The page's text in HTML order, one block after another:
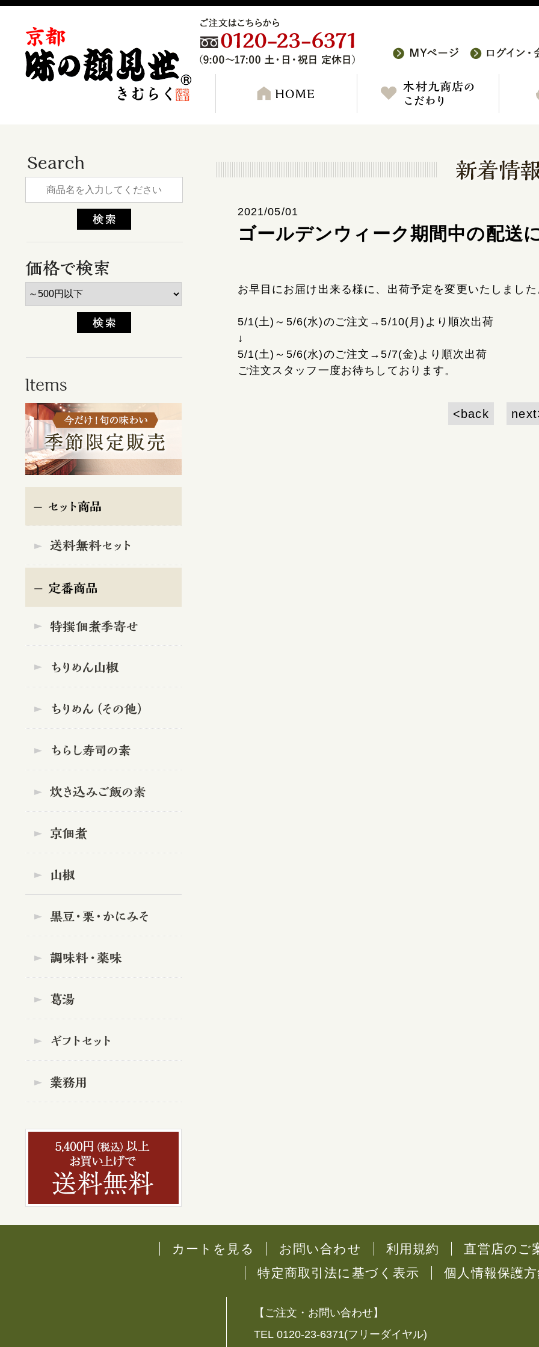
2021/05/01
ゴールデンウィーク期間中の配送
お早目にお届け出来る様に、出荷予定を変更いたしまし
5/1(土)～5/6(水)のご注文→5/10(月)より順次出荷
↓
5/1(土)～5/6(水)のご注文→5/7(金)より順次出荷
ご注文スタッフ一度お待ちしております。
<back
カートを見る お問い合わせ 利用規約
直営店のご
特定商取引法に基づく表示
個人情報保護
【ご注文・お問い合わせ】
TEL 0120-23-6371(フリーダイヤル)